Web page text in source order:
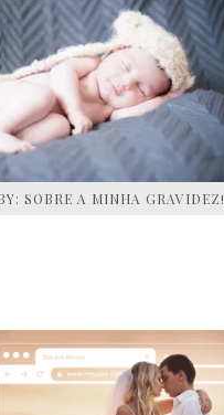
SOBRE A MINHA GRAVIDEZ!